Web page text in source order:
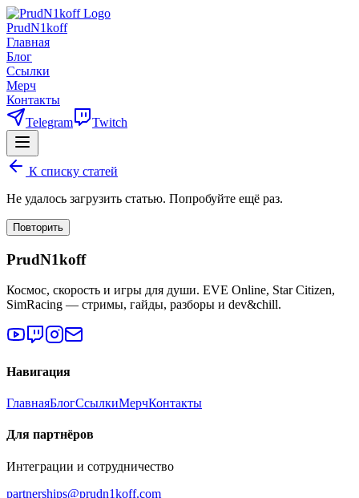
PrudN1koff
Главная
Блог
Ссылки
Мерч
Контакты
Telegram
Twitch
К списку статей
Не удалось загрузить статью. Попробуйте ещё раз.
Повторить
PrudN1koff
Космос, скорость и игры для души. EVE Online, Star Citizen,
SimRacing — стримы, гайды, разборы и dev&chill.
Навигация
ГлавнаяБлогСсылкиМерчКонтакты
Для партнёров
Интеграции и сотрудничество
partnerships@prudn1koff.com